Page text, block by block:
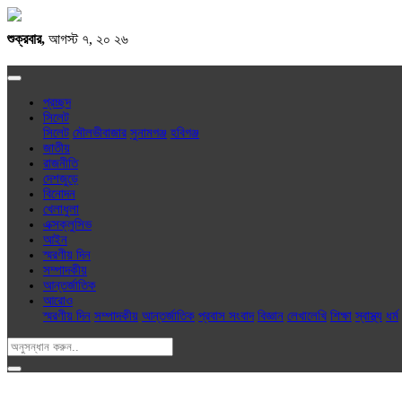
শুক্রবার, আগস্ট ৭, ২০ ২৬
প্রচ্ছদ
সিলেট
সিলেট মৌলভীবাজার সুনামগঞ্জ হবিগঞ্জ
জাতীয়
রাজনীতি
দেশজুড়ে
বিনোদন
খেলাধুলা
এক্সক্লু‌সিভ
আইন
স্মরণীয় দিন
সম্পাদকীয়
আন্তর্জাতিক
আরোও
স্মরণীয় দিন সম্পাদকীয় আন্তর্জাতিক প্রবাস সংবাদ বিজ্ঞান লেখালেখি শিক্ষা স্বাস্থ্য ধর্ম